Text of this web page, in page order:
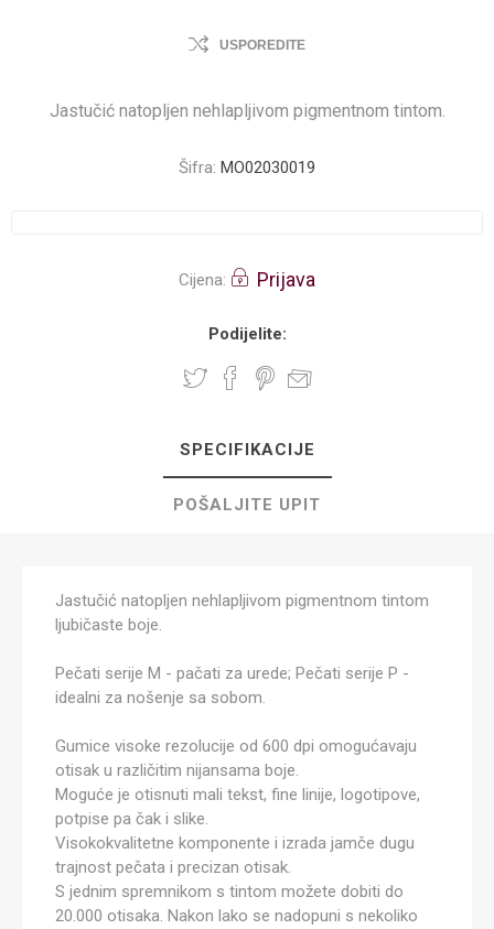
USPOREDITE
Jastučić natopljen nehlapljivom pigmentnom tintom.
Šifra: MO02030019
Cijena: Prijava
Podijelite:
SPECIFIKACIJE
POŠALJITE UPIT
Jastučić natopljen nehlapljivom pigmentnom tintom
ljubičaste boje.
Pečati serije M - pačati za urede; Pečati serije P -
idealni za nošenje sa sobom.
Gumice visoke rezolucije od 600 dpi omogućavaju
otisak u različitim nijansama boje.
Moguće je otisnuti mali tekst, fine linije, logotipove,
potpise pa čak i slike.
Visokokvalitetne komponente i izrada jamče dugu
trajnost pečata i precizan otisak.
S jednim spremnikom s tintom možete dobiti do
20.000 otisaka. Nakon lako se nadopuni s nekoliko